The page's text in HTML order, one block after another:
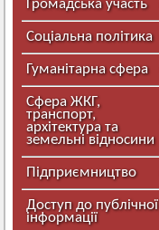
Громадська участь
Соціальна політика
Гуманітарна сфера
Сфера ЖКГ,
транспорт,
архітектура та
земельні відносини
Підприємництво
Доступ до публічної
інформації